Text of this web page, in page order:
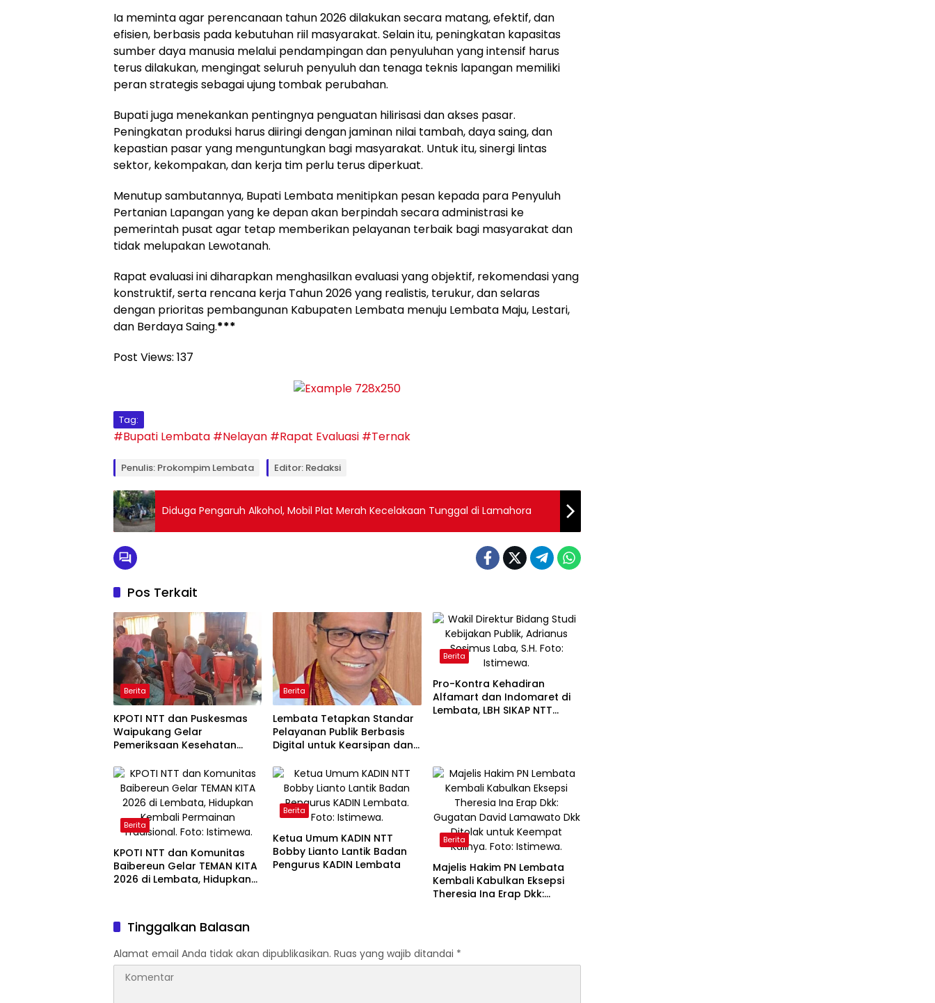
Ia meminta agar perencanaan tahun 2026 dilakukan secara matang, efektif, dan
efisien, berbasis pada kebutuhan riil masyarakat. Selain itu, peningkatan kapasitas
sumber daya manusia melalui pendampingan dan penyuluhan yang intensif harus
terus dilakukan, mengingat seluruh penyuluh dan tenaga teknis lapangan memiliki
peran strategis sebagai ujung tombak perubahan.
Bupati juga menekankan pentingnya penguatan hilirisasi dan akses pasar.
Peningkatan produksi harus diiringi dengan jaminan nilai tambah, daya saing, dan
kepastian pasar yang menguntungkan bagi masyarakat. Untuk itu, sinergi lintas
sektor, kekompakan, dan kerja tim perlu terus diperkuat.
Menutup sambutannya, Bupati Lembata menitipkan pesan kepada para Penyuluh
Pertanian Lapangan yang ke depan akan berpindah secara administrasi ke
pemerintah pusat agar tetap memberikan pelayanan terbaik bagi masyarakat dan
tidak melupakan Lewotanah.
Rapat evaluasi ini diharapkan menghasilkan evaluasi yang objektif, rekomendasi yang
konstruktif, serta rencana kerja Tahun 2026 yang realistis, terukur, dan selaras
dengan prioritas pembangunan Kabupaten Lembata menuju Lembata Maju, Lestari,
dan Berdaya Saing.***
Post Views: 137
Tag:
#Bupati Lembata #Nelayan #Rapat Evaluasi #Ternak
Penulis: Prokompim Lembata Editor: Redaksi
Diduga Pengaruh Alkohol, Mobil Plat Merah Kecelakaan Tunggal di Lamahora
Pos Terkait
Berita
KPOTI NTT dan Puskesmas
Waipukang Gelar
Pemeriksaan Kesehatan
Berita
Lembata Tetapkan Standar
Pelayanan Publik Berbasis
Digital untuk Kearsipan dan
Berita
Pro-Kontra Kehadiran
Alfamart dan Indomaret di
Lembata, LBH SIKAP NTT
Berita
KPOTI NTT dan Komunitas
Baibereun Gelar TEMAN KITA
2026 di Lembata, Hidupkan
Berita
Ketua Umum KADIN NTT
Bobby Lianto Lantik Badan
Pengurus KADIN Lembata
Berita
Majelis Hakim PN Lembata
Kembali Kabulkan Eksepsi
Theresia Ina Erap Dkk:
Tinggalkan Balasan
Alamat email Anda tidak akan dipublikasikan. Ruas yang wajib ditandai *